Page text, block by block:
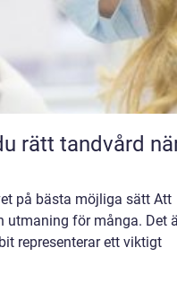
på bästa möjliga sätt Att
utmaning för många. Det
representerar ett viktigt